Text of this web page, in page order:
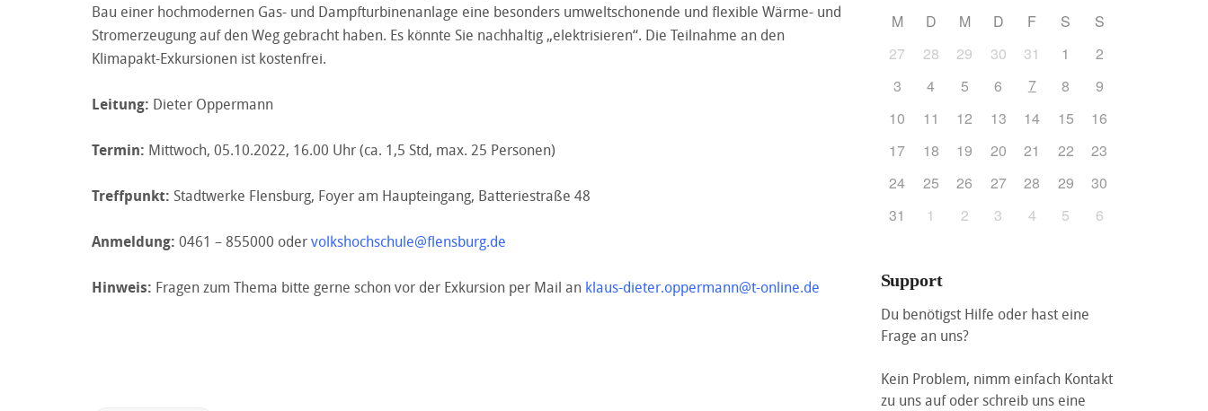
Bau einer hochmodernen Gas- und Dampfturbinenanlage eine besonders umweltschonende und flexible Wärme- und
Stromerzeugung auf den Weg gebracht haben. Es könnte Sie nachhaltig „elektrisieren“. Die Teilnahme an den
Klimapakt-Exkursionen ist kostenfrei.
Leitung: Dieter Oppermann
Termin: Mittwoch, 05.10.2022, 16.00 Uhr (ca. 1,5 Std, max. 25 Personen)
Treffpunkt: Stadtwerke Flensburg, Foyer am Haupteingang, Batteriestraße 48
Anmeldung: 0461 – 855000 odervolkshochschule@flensburg.de
Hinweis: Fragen zum Thema bitte gerne schon vor der Exkursion per Mail an klaus-dieter.oppermann@t-online.de
M D M D F S
S
27
28 29 30 31 1
2
3
4 5 6 7 8
9
10
11 12 13 14 15
16
17
18 19 20 21 22
23
24
25 26 27 28 29
30
31
1 2 3 4 5 6
Support
Du benötigst Hilfe oder hast eine
Frage an uns?
Kein Problem, nimm einfach Kontakt
zu uns auf oder schreib uns eine